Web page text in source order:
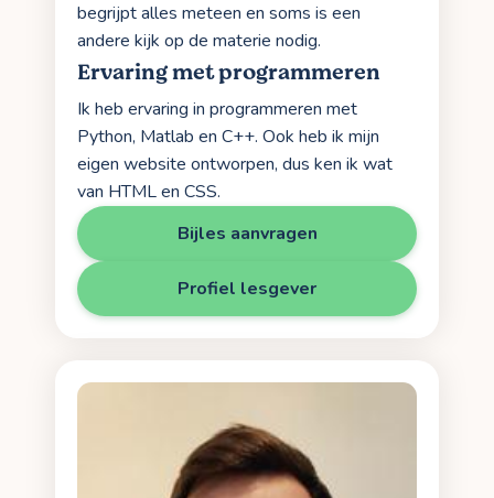
begrijpt alles meteen en soms is een
andere kijk op de materie nodig.
Ervaring met programmeren
Ik heb ervaring in programmeren met
Python, Matlab en C++. Ook heb ik mijn
eigen website ontworpen, dus ken ik wat
van HTML en CSS.
Bijles aanvragen
Profiel lesgever